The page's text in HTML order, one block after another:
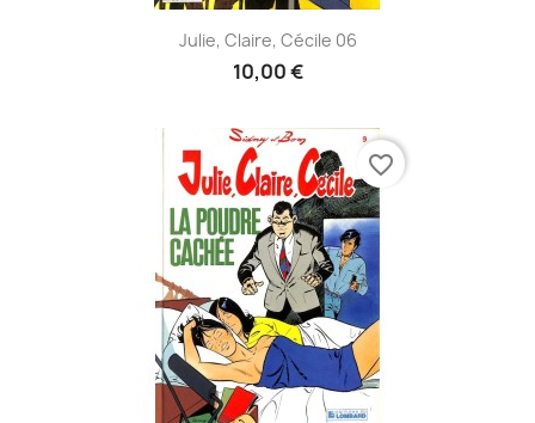
Julie, Claire, Cécile 06
10,00 €
favorite_border